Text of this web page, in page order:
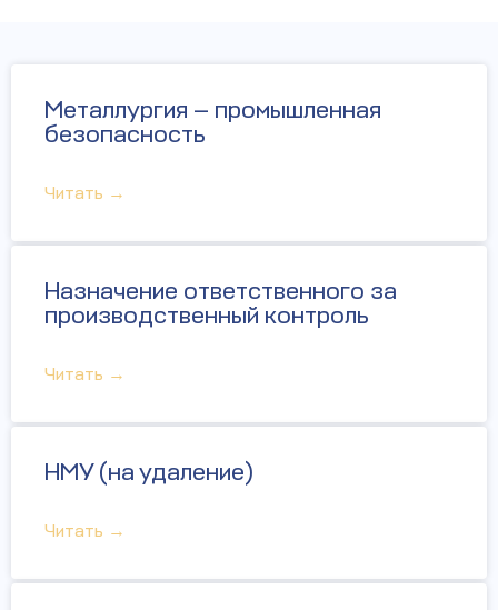
Металлургия — промышленная
безопасность
Читать →
Назначение ответственного за
производственный контроль
Читать →
НМУ (на удаление)
Читать →